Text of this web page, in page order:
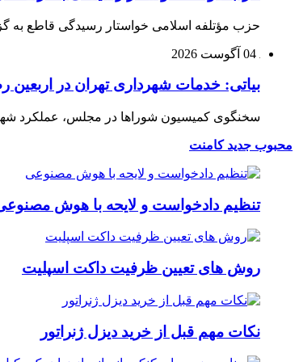
حزب مؤتلفه اسلامی خواستار رسیدگی قاطع به
04 آگوست 2026
بیاتی: خدمات شهرداری تهران در
سخنگوی کمیسیون شوراها در مجلس، عملکرد
محبوب جدیدکامنت
تنظیم دادخواست و لایحه با هوش
روش های تعیین ظرفیت داکت اسپلیت
نکات مهم قبل از خرید دیزل ژنراتور